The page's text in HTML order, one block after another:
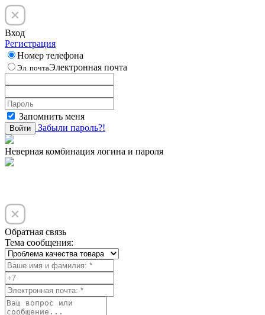
Вход
Регистрация
Номер телефона
Эл. почтаЭлектронная почта
Запомнить меня
Войти Забыли пароль?!
Неверная комбинация логина и пароля
Обратная связь
Тема сообщения: